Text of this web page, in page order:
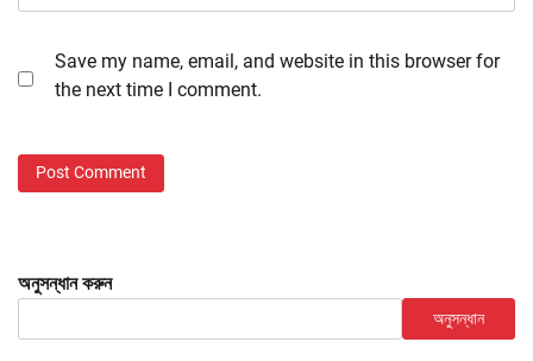
Save my name, email, and website in this browser for
the next time I comment.
অনুসন্ধান করুন
অনুসন্ধান